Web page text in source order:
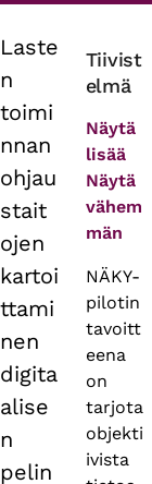
Primary
tabs
Laste
n
toimi
nnan
ohjau
stait
ojen
kartoi
ttami
nen
digita
alise
n
pelin
Tiivist
elmä
Näytä
lisää
Näytä
vähem
män
NÄKY-
pilotin
tavoitt
eena
on
tarjota
objekti
ivista